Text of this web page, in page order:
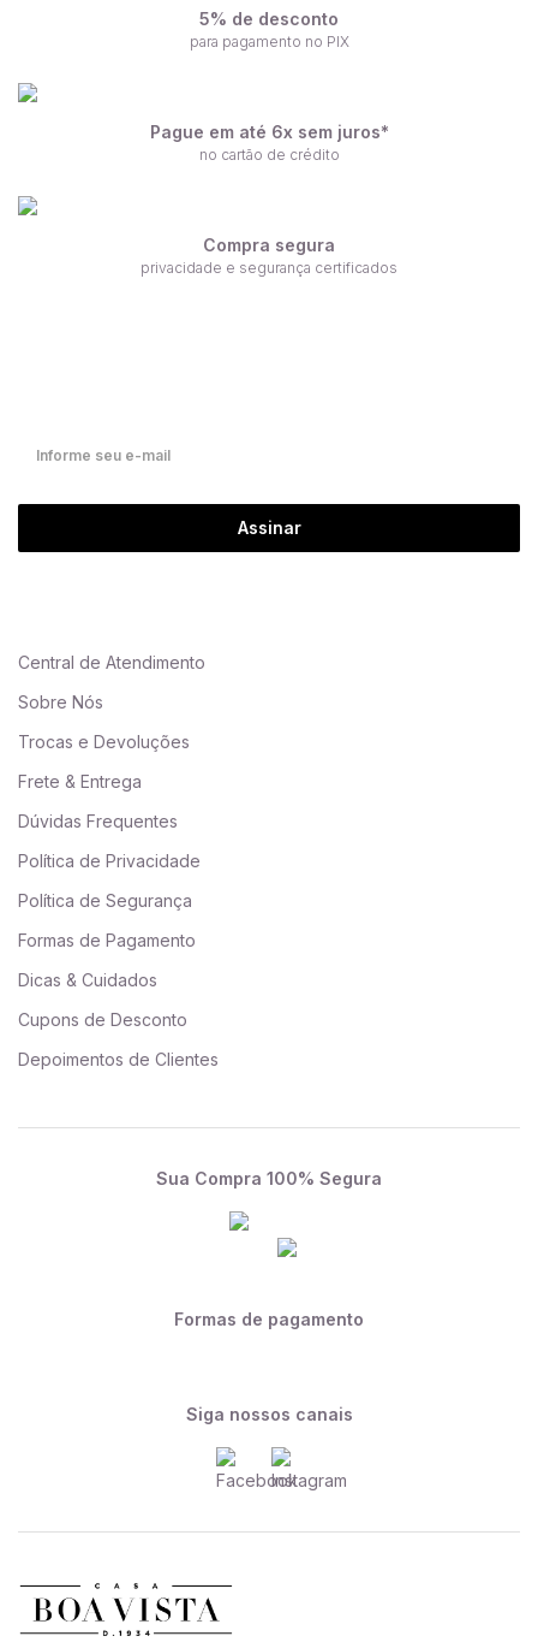
5% de desconto
para pagamento no PIX
Pague em até 6x sem juros*
no cartão de crédito
Compra segura
privacidade e segurança certificados
Assinar
Central de Atendimento
Sobre Nós
Trocas e Devoluções
Frete & Entrega
Dúvidas Frequentes
Política de Privacidade
Política de Segurança
Formas de Pagamento
Dicas & Cuidados
Cupons de Desconto
Depoimentos de Clientes
Sua Compra 100% Segura
Formas de pagamento
Siga nossos canais